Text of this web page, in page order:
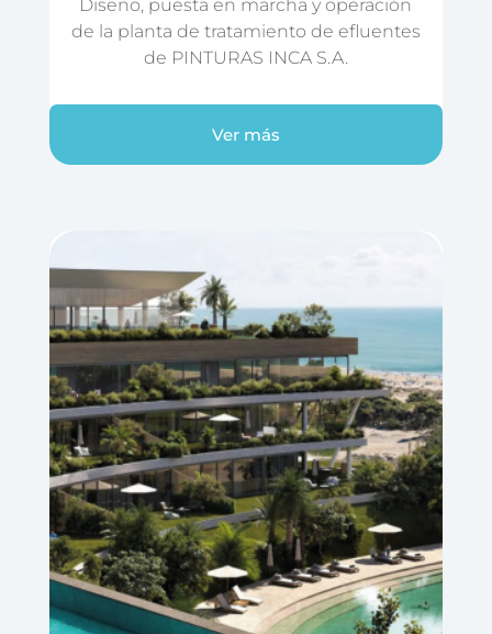
Diseño, puesta en marcha y operación
de la planta de tratamiento de efluentes
de PINTURAS INCA S.A.
Ver más